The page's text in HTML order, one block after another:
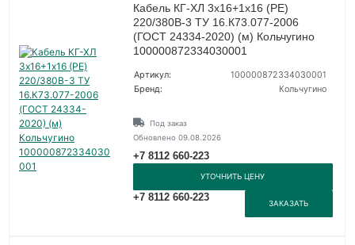
Кабель КГ-ХЛ 3х16+1х16 (PE)
220/380В-3 ТУ 16.К73.077-2006
(ГОСТ 24334-2020) (м) Кольчугино
100000872334030001
Артикул:
100000872334030001
Бренд:
Кольчугино
Под заказ
Обновлено 09.08.2026
+7 8112 660-223
УТОЧНИТЬ ЦЕНУ
+7 8112 660-223
ЗАКАЗАТЬ